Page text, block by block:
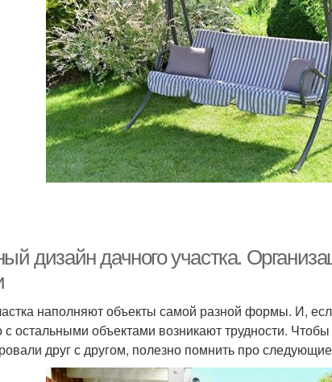
дизайн дачного участка.
наполняют объекты самой разной формы. И,
с остальными объектами возникают трудности.
друг с другом, полезно помнить про следующие